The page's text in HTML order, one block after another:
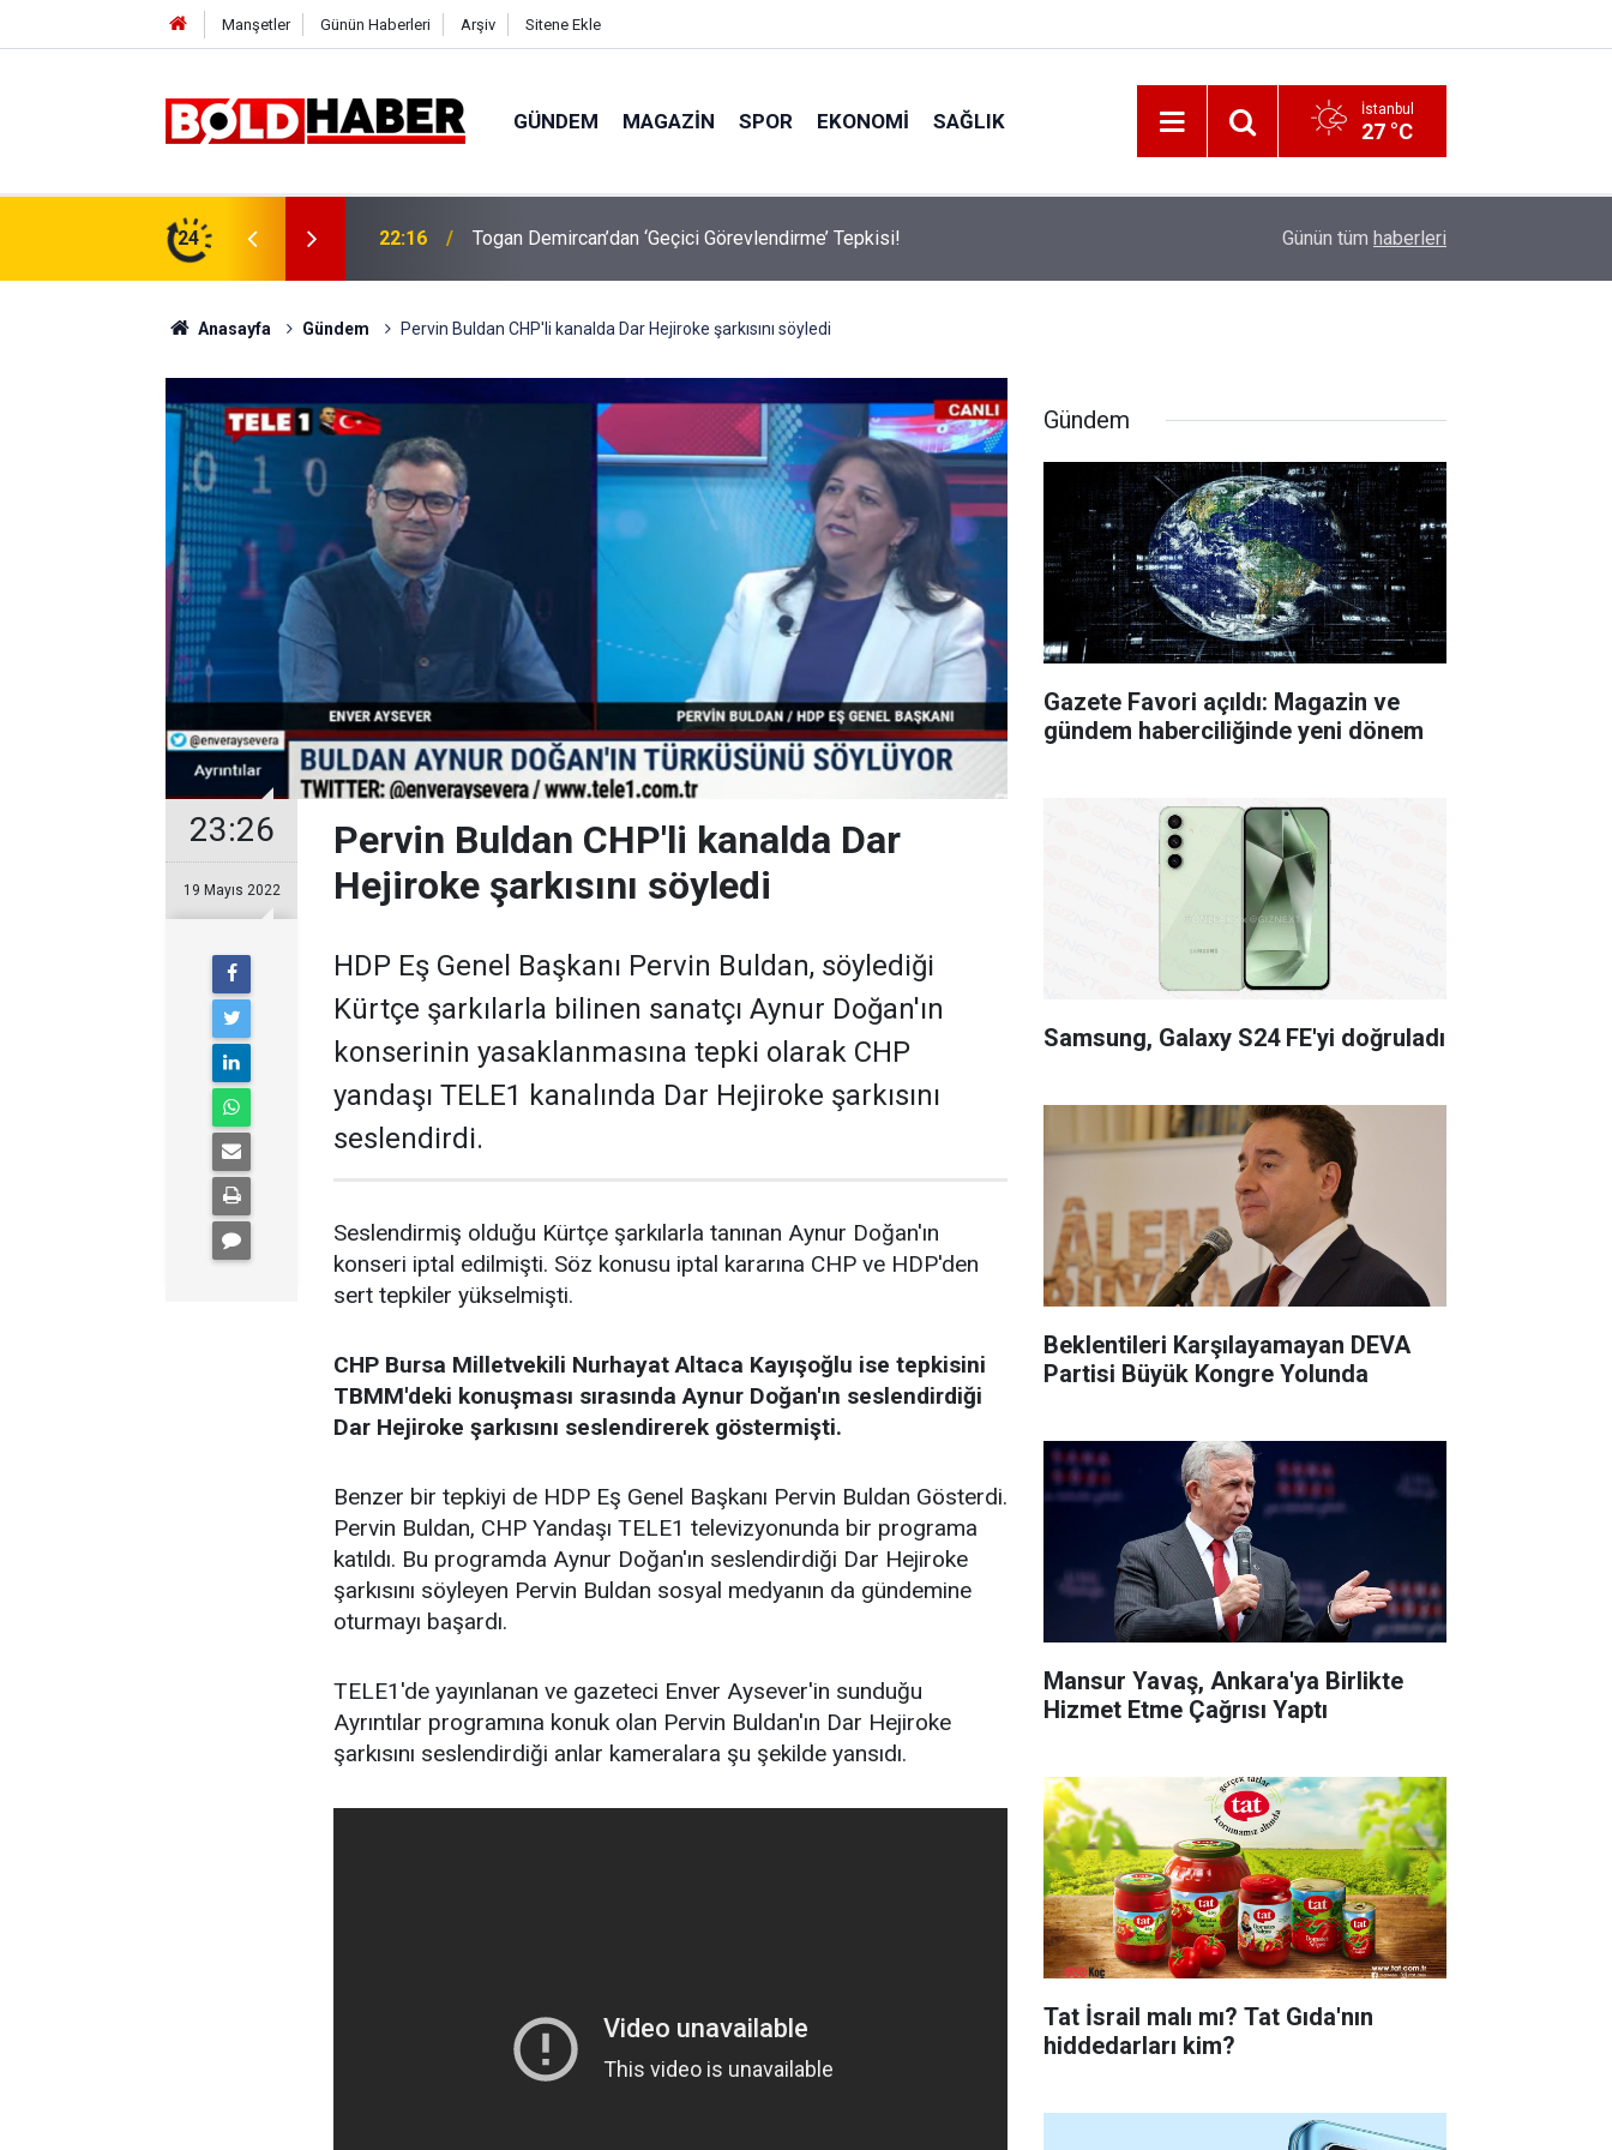
Manşetler Günün Haberleri Arşiv Sitene Ekle
GÜNDEM MAGAZIN SPOR EKONOMI SAĞLIK İstanbul
27 °C
24 19:32 Sıcak Havalarda Ödem Şikayetini Hafife Almayın! İzmir 112’de Kan Donduran İddialar!
Günün tüm haberleri
Anasayfa Gündem Pervin Buldan CHP'li kanalda Dar Hejiroke şarkısını söyledi
23:26
19 Mayıs 2022
Pervin Buldan CHP'li kanalda Dar
Hejiroke şarkısını söyledi
HDP Eş Genel Başkanı Pervin Buldan, söylediği
Kürtçe şarkılarla bilinen sanatçı Aynur Doğan'ın
konserinin yasaklanmasına tepki olarak CHP
yandaşı TELE1 kanalında Dar Hejiroke şarkısını
seslendirdi.
Seslendirmiş olduğu Kürtçe şarkılarla tanınan Aynur Doğan'ın
konseri iptal edilmişti. Söz konusu iptal kararına CHP ve HDP'den
sert tepkiler yükselmişti.
CHP Bursa Milletvekili Nurhayat Altaca Kayışoğlu ise tepkisini
TBMM'deki konuşması sırasında Aynur Doğan'ın seslendirdiği
Dar Hejiroke şarkısını seslendirerek göstermişti.
Benzer bir tepkiyi de HDP Eş Genel Başkanı Pervin Buldan Gösterdi.
Pervin Buldan, CHP Yandaşı TELE1 televizyonunda bir programa
katıldı. Bu programda Aynur Doğan'ın seslendirdiği Dar Hejiroke
şarkısını söyleyen Pervin Buldan sosyal medyanın da gündemine
oturmayı başardı.
TELE1'de yayınlanan ve gazeteci Enver Aysever'in sunduğu
Ayrıntılar programına konuk olan Pervin Buldan'ın Dar Hejiroke
şarkısını seslendirdiği anlar kameralara şu şekilde yansıdı.
Gündem
Gazete Favori açıldı: Magazin ve
gündem haberciliğinde yeni dönem
Samsung, Galaxy S24 FE'yi doğruladı
Beklentileri Karşılayamayan DEVA
Partisi Büyük Kongre Yolunda
Mansur Yavaş, Ankara'ya Birlikte
Hizmet Etme Çağrısı Yaptı
Tat İsrail malı mı? Tat Gıda'nın
hiddedarları kim?